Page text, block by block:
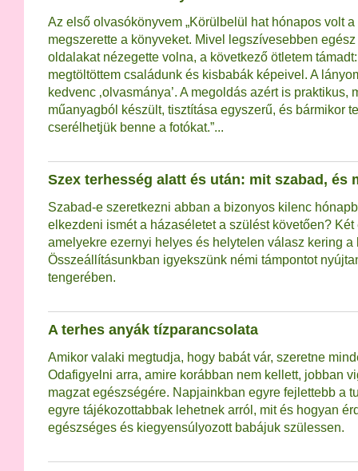
Az első olvasókönyvem „Körülbelül hat hónapos volt
megszerette a könyveket. Mivel legszívesebben
oldalakat nézegette volna, a következő ötletem
megtöltöttem családunk és kisbabák képeivel. A
kedvenc ‚olvasmánya’. A megoldás azért is praktikus,
műanyagból készült, tisztítása egyszerű, és bármikor
cserélhetjük benne a fotókat.”...
Szex terhesség alatt és után: mit szabad, és
Szabad-e szeretkezni abban a bizonyos kilenc
elkezdeni ismét a házaséletet a szülést követően?
amelyekre ezernyi helyes és helytelen válasz kering a
Összeállításunkban igyekszünk némi támpontot
tengerében.
A terhes anyák tízparancsolata
Amikor valaki megtudja, hogy babát vár, szeretne
Odafigyelni arra, amire korábban nem kellett, jobban
magzat egészségére. Napjainkban egyre fejlettebb a
egyre tájékozottabbak lehetnek arról, mit és hogyan
egészséges és kiegyensúlyozott babájuk szülessen.